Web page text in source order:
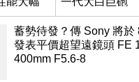
蓄勢待發？傳 Sony 將於
發表平價超望遠鏡頭 FE
400mm F5.6-8